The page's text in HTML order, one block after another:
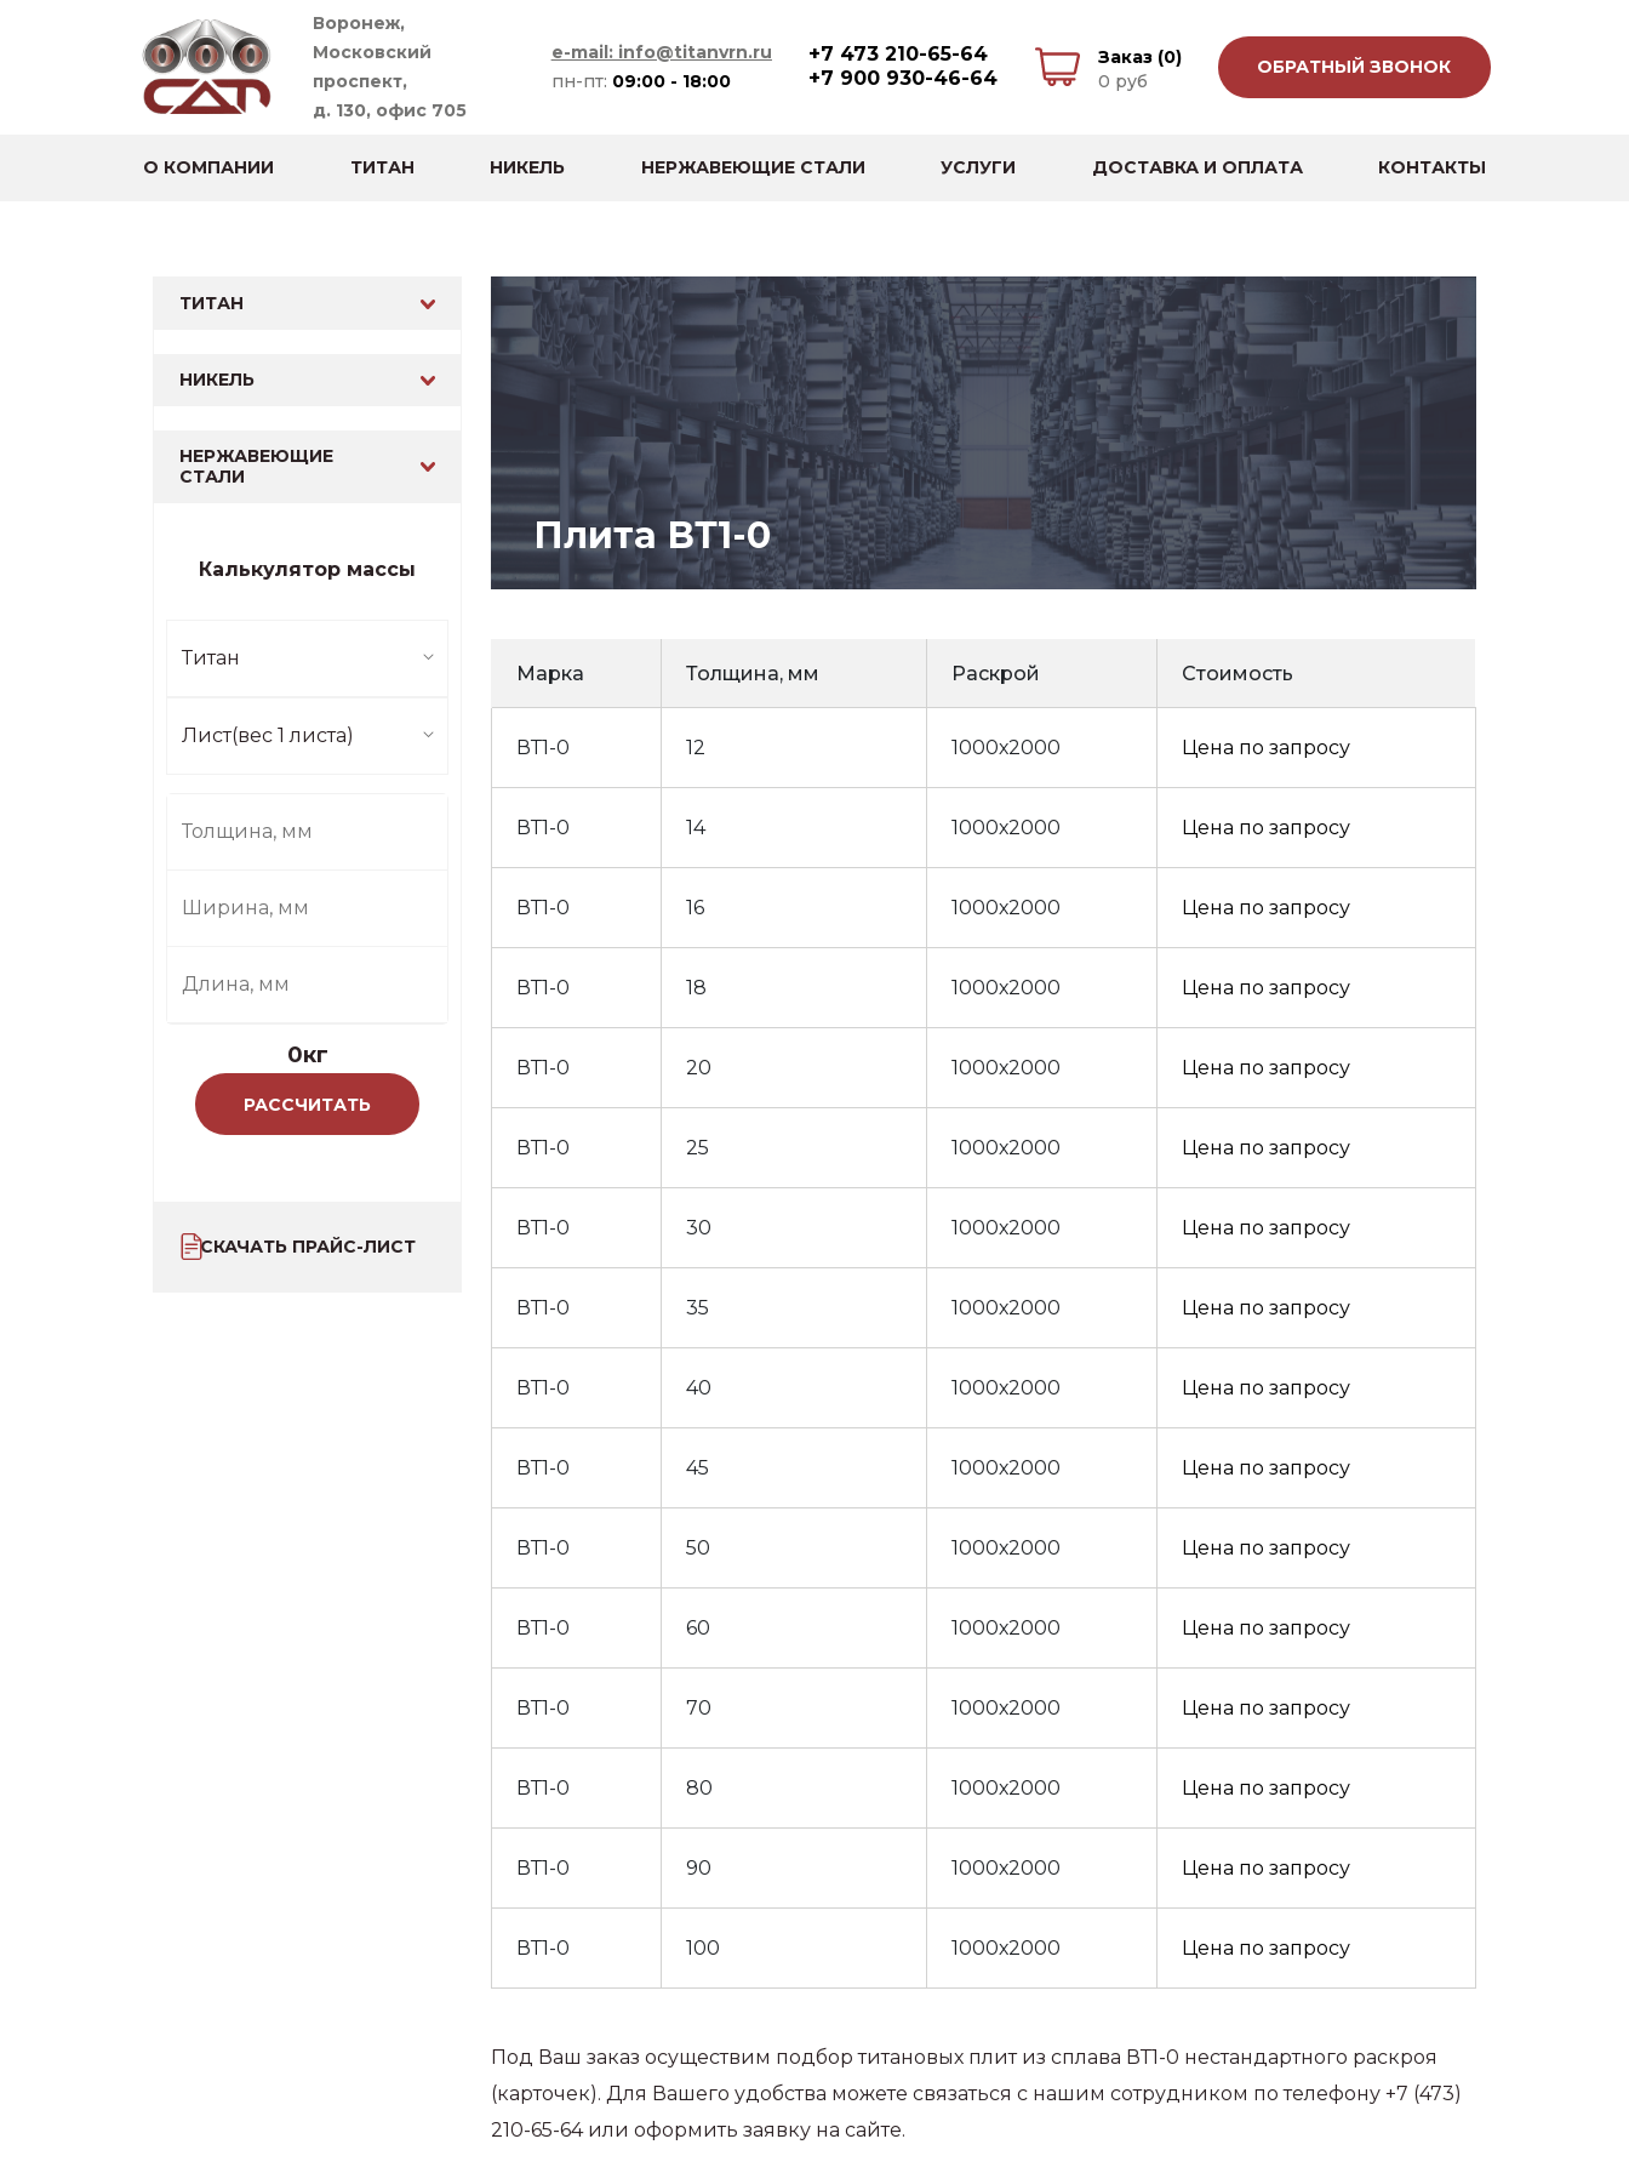
Воронеж,
Московский
проспект,
д. 130, офис 705
e-mail: info@titanvrn.ru
пн-пт: 09:00 - 18:00
+7 473 210-65-64
+7 900 930-46-64
Заказ (0)
0 руб
ОБРАТНЫЙ ЗВОНОК
О КОМПАНИИ ТИТАН НИКЕЛЬ НЕРЖАВЕЮЩИЕ СТАЛИ УСЛУГИ ДОСТАВКА И ОПЛАТА КОНТАКТЫ
ТИТАН
НИКЕЛЬ
НЕРЖАВЕЮЩИЕ
СТАЛИ
Калькулятор массы
Титан
Лист(вес 1 листа)
0кг
РАССЧИТАТЬ
СКАЧАТЬ ПРАЙС-ЛИСТ
Плита ВТ1-0
Марка Толщина, мм Раскрой Стоимость
ВТ1-0 12 1000х2000 Цена по запросу
ВТ1-0 14 1000х2000 Цена по запросу
ВТ1-0 16 1000х2000 Цена по запросу
ВТ1-0 18 1000х2000 Цена по запросу
ВТ1-0 20 1000х2000 Цена по запросу
ВТ1-0 25 1000х2000 Цена по запросу
ВТ1-0 30 1000х2000 Цена по запросу
ВТ1-0 35 1000х2000 Цена по запросу
ВТ1-0 40 1000х2000 Цена по запросу
ВТ1-0 45 1000х2000 Цена по запросу
ВТ1-0 50 1000х2000 Цена по запросу
ВТ1-0 60 1000х2000 Цена по запросу
ВТ1-0 70 1000х2000 Цена по запросу
ВТ1-0 80 1000х2000 Цена по запросу
ВТ1-0 90 1000х2000 Цена по запросу
ВТ1-0 100 1000х2000 Цена по запросу
Под Ваш заказ осуществим подбор титановых плит из сплава ВТ1-0 нестандартного раскроя
(карточек). Для Вашего удобства можете связаться с нашим сотрудником по телефону +7 (473)
210-65-64 или оформить заявку на сайте.